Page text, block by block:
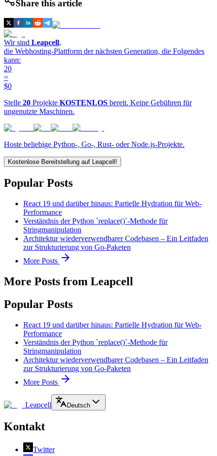
Share this article
Wir sind Leapcell,
die Webhosting-Plattform der nächsten Generation, die Folgendes
kann:
20
=
$0
Stelle 20 Projekte KOSTENLOS bereit. Keine Gebühren für
ungenutzte Maschinen.
Hoste beliebige Python-, Go-, Rust- oder Node.js-Projekte.
Kostenlose Bereitstellung auf Leapcell!
Popular Posts
React 19 und darüber hinaus: Partielle Hydration für Web-
Performance
Verständnis der Python `replace()`-Methode für
Stringmanipulation
Architektur wiederverwendbarer Codebasen – Ein Leitfaden
zur Strukturierung von Go-Paketen
More Posts
More Posts from Leapcell
Popular Posts
React 19 und darüber hinaus: Partielle Hydration für Web-
Performance
Verständnis der Python `replace()`-Methode für
Stringmanipulation
Architektur wiederverwendbarer Codebasen – Ein Leitfaden
zur Strukturierung von Go-Paketen
More Posts
Leapcell Deutsch
Kontakt
Twitter